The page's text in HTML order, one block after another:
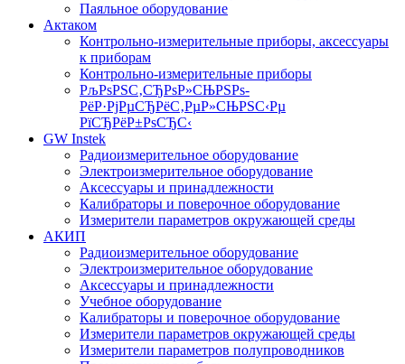
Паяльное оборудование
Актаком
Контрольно-измерительные приборы, аксессуары
к приборам
Контрольно-измерительные приборы
РљРѕРЅС‚СЂРѕР»СЊРЅРѕ-
РёР·РјРµСЂРёС‚РµР»СЊРЅС‹Рµ
РїСЂРёР±РѕСЂС‹
GW Instek
Радиоизмерительное оборудование
Электроизмерительное оборудование
Аксессуары и принадлежности
Калибраторы и поверочное оборудование
Измерители параметров окружающей среды
АКИП
Радиоизмерительное оборудование
Электроизмерительное оборудование
Аксессуары и принадлежности
Учебное оборудование
Калибраторы и поверочное оборудование
Измерители параметров окружающей среды
Измерители параметров полупроводников